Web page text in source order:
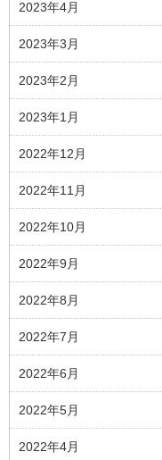
2023年4月
2023年3月
2023年2月
2023年1月
2022年12月
2022年11月
2022年10月
2022年9月
2022年8月
2022年7月
2022年6月
2022年5月
2022年4月